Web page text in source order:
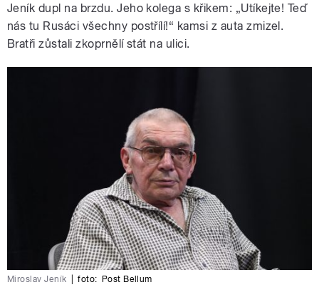
Jeník dupl na brzdu. Jeho kolega s křikem: „Utíkejte! Teď
nás tu Rusáci všechny postřílí!“ kamsi z auta zmizel.
Bratři zůstali zkoprnělí stát na ulici.
Miroslav Jeník foto: Post Bellum